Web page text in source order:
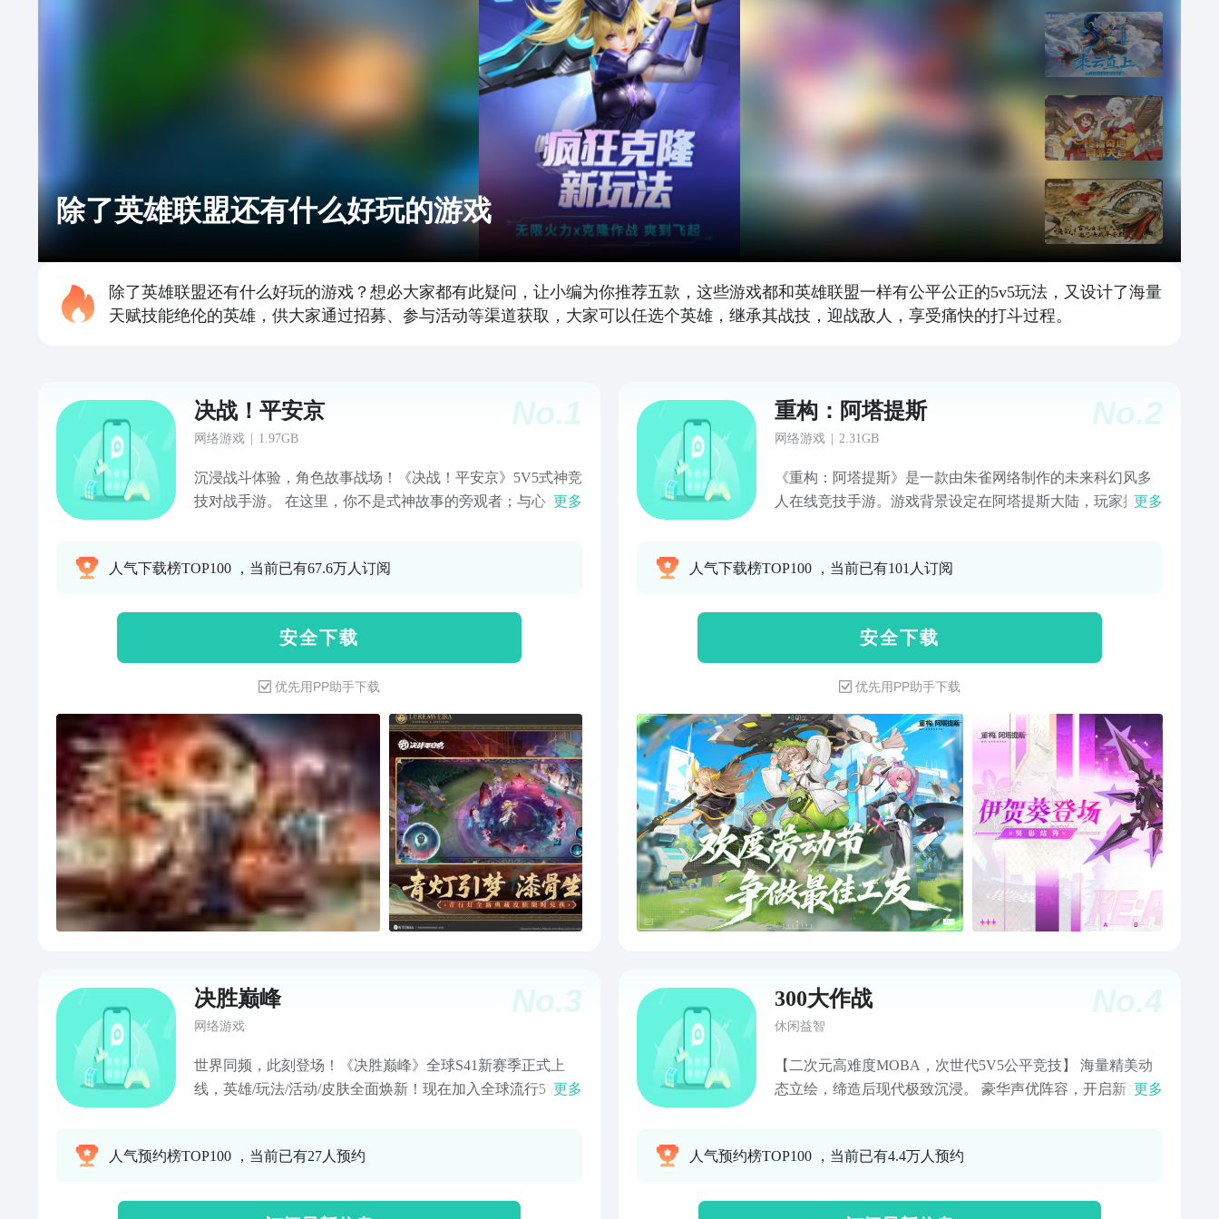
除了英雄联盟还有什么好玩的游戏
除了英雄联盟还有什么好玩的游戏？想必大家都有此疑问，让小编为你推荐五款，这些游戏都和英雄联盟一样有公平公正的5v5玩法，又设计了海量
天赋技能绝伦的英雄，供大家通过招募、参与活动等渠道获取，大家可以任选个英雄，继承其战技，迎战敌人，享受痛快的打斗过程。
No.1
决战！平安京
网络游戏 1.97GB
沉浸战斗体验，角色故事战场！《决战！平安京》5V5式神竞
技对战手游。 在这里，你不是式神故事的旁观者；与心仪式
解锁平行时空式神人生！ 快来和平安京的百位式神崽崽们一
更多
人气下载榜TOP100 ，当前已有67.6万人订阅
安 全 下 载
优先用PP助手下载
No.2
重构：阿塔提斯
网络游戏 2.31GB
《重构：阿塔提斯》是一款由朱雀网络制作的未来科幻风多
人在线竞技手游。游戏背景设定在阿塔提斯大陆，玩家操
酷的技能表现。除了有传统MOBA的各模式玩法外，还增加
更多
人气下载榜TOP100 ，当前已有101人订阅
安 全 下 载
优先用PP助手下载
No.3
决胜巅峰
网络游戏
世界同频，此刻登场！《决胜巅峰》全球S41新赛季正式上
线，英雄/玩法/活动/皮肤全面焕新！现在加入全球流行5V5公
更快更爽的游戏体验！现在加入，即享超多福利！
更多
人气预约榜TOP100 ，当前已有27人预约
No.4
300大作战
休闲益智
【二次元高难度MOBA，次世代5V5公平竞技】 海量精美动
态立绘，缔造后现代极致沉浸。 豪华声优阵容，开启新世界
踏上找寻真理的道路。 天启城传送系统已准备就绪，重启倒
更多
人气预约榜TOP100 ，当前已有4.4万人预约